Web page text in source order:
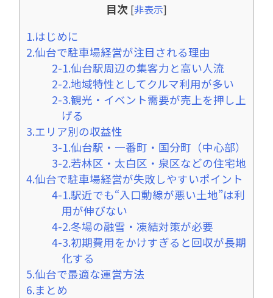
目次 [非表示]
1.はじめに
2.仙台で駐車場経営が注目される理由
2-1.仙台駅周辺の集客力と高い人流
2-2.地域特性としてクルマ利用が多い
2-3.観光・イベント需要が売上を押し上
げる
3.エリア別の収益性
3-1.仙台駅・一番町・国分町（中心部）
3-2.若林区・太白区・泉区などの住宅地
4.仙台で駐車場経営が失敗しやすいポイント
4-1.駅近でも“入口動線が悪い土地”は利
用が伸びない
4-2.冬場の融雪・凍結対策が必要
4-3.初期費用をかけすぎると回収が長期
化する
5.仙台で最適な運営方法
6.まとめ